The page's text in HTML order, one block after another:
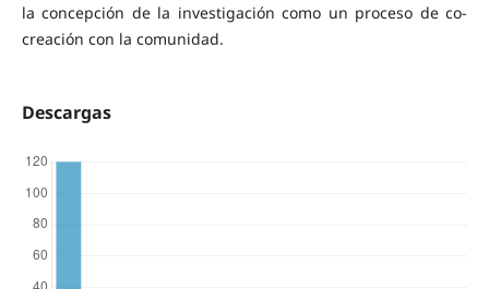
la concepción de la investigación como un proceso de co-
creación con la comunidad.
Descargas